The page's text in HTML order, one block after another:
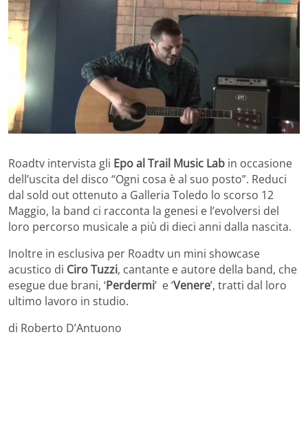
Roadtv intervista gli EpoalTrail Music Lab in occasione
dell’uscita del disco “Ogni cosa è al suo posto”. Reduci
dal sold out ottenuto a Galleria Toledo lo scorso 12
Maggio, la band ci racconta la genesi e l’evolversi del
loro percorso musicale a più di dieci anni dalla nascita.
Inoltre in esclusiva per Roadtv un mini showcase
acustico di Ciro Tuzzi, cantante e autore della band, che
esegue due brani, ‘Perdermi’ e ‘Venere’, tratti dal loro
ultimo lavoro in studio.
di Roberto D’Antuono